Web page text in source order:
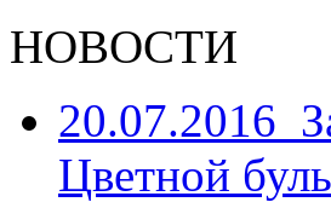
НОВОСТИ
20.07.2016
Цветной